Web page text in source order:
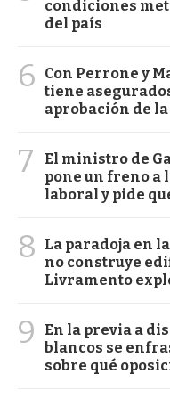
condiciones
del país
6
Con Perrone y
tiene
aprobación de
7
El ministro de
pone un freno a
laboral y pide
8
La paradoja en
no construye
Livramento
9
En la previa a
blancos se
sobre qué